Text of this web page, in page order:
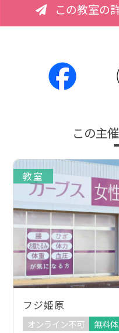
この教室の
この主
教室
フジ姫原
オンライン不可
無料